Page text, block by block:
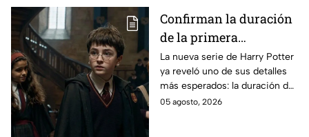
Confirman la duración
de la primera
temporada de Harry
Potter y emocionará a
los fans de los libros
La nueva serie de Harry Potter
ya reveló uno de sus detalles
más esperados: la duración de
la primera temporada basada
05 agosto, 2026